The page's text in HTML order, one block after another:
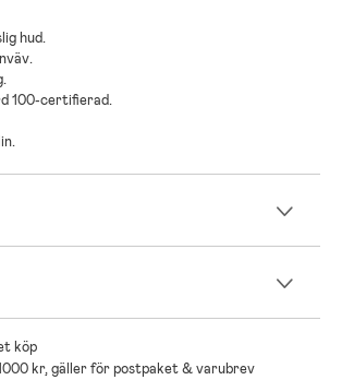
hud.
100-certifierad.
köp
kr, gäller för postpaket & varubrev